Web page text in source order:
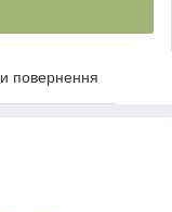
повернення